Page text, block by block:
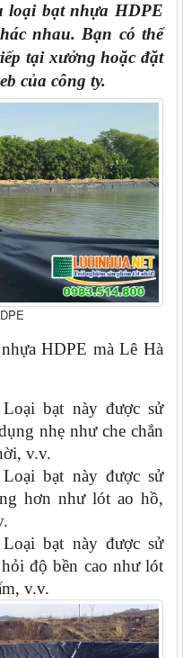
loại bạt nhựa HDPE
nhau. Bạn có thể
tại xưởng hoặc đặt
của công ty.
HDPE mà Lê Hà
Loại bạt này được sử
nhẹ như che chắn
v.v.
Loại bạt này được sử
hơn như lót ao hồ,
Loại bạt này được sử
độ bền cao như lót
v.v.